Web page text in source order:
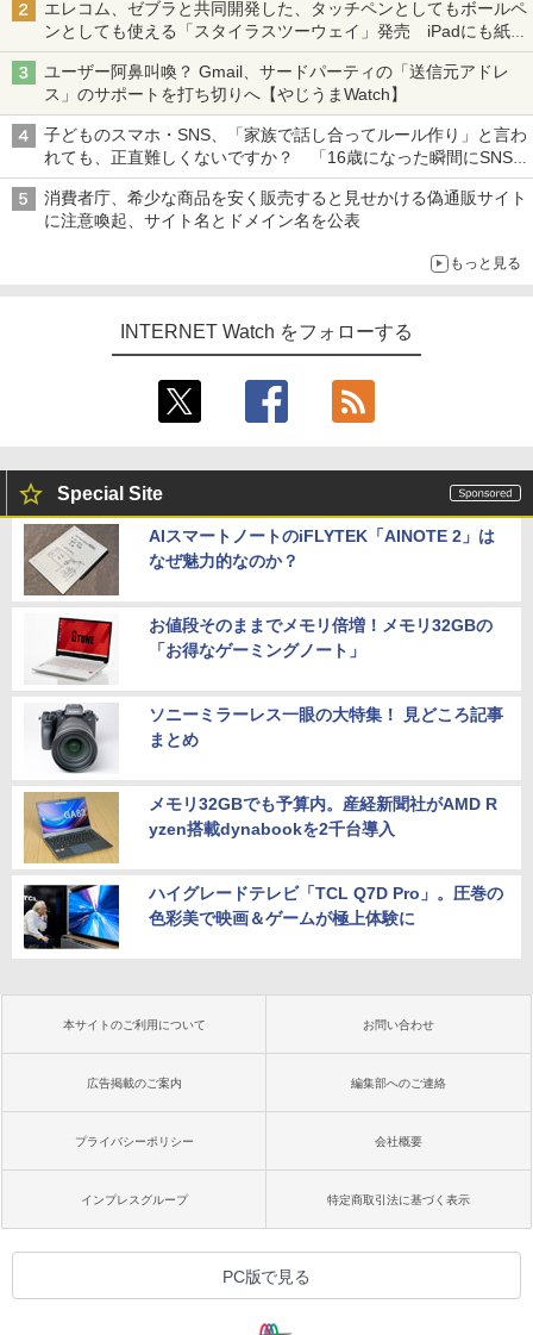
エレコム、ゼブラと共同開発した、タッチペンとしてもボールペ
ンとしても使える「スタイラスツーウェイ」発売 iPadにも紙に
も、持ち替えずに書き込める
ユーザー阿鼻叫喚？ Gmail、サードパーティの「送信元アドレ
ス」のサポートを打ち切りへ【やじうまWatch】
子どものスマホ・SNS、「家族で話し合ってルール作り」と言わ
れても、正直難しくないですか？ 「16歳になった瞬間にSNS
デビューする方が怖い」という上沼紫野弁護士にヒントを聞く
消費者庁、希少な商品を安く販売すると見せかける偽通販サイト
に注意喚起、サイト名とドメイン名を公表
もっと見る
INTERNET Watch をフォローする
Special Site
AIスマートノートのiFLYTEK「AINOTE 2」は
なぜ魅力的なのか？
お値段そのままでメモリ倍増！メモリ32GBの
「お得なゲーミングノート」
ソニーミラーレス一眼の大特集！ 見どころ記事
まとめ
メモリ32GBでも予算内。産経新聞社がAMD R
yzen搭載dynabookを2千台導入
ハイグレードテレビ「TCL Q7D Pro」。圧巻の
色彩美で映画＆ゲームが極上体験に
本サイトのご利用について お問い合わせ
広告掲載のご案内 編集部へのご連絡
プライバシーポリシー 会社概要
インプレスグループ 特定商取引法に基づく表示
PC版で見る